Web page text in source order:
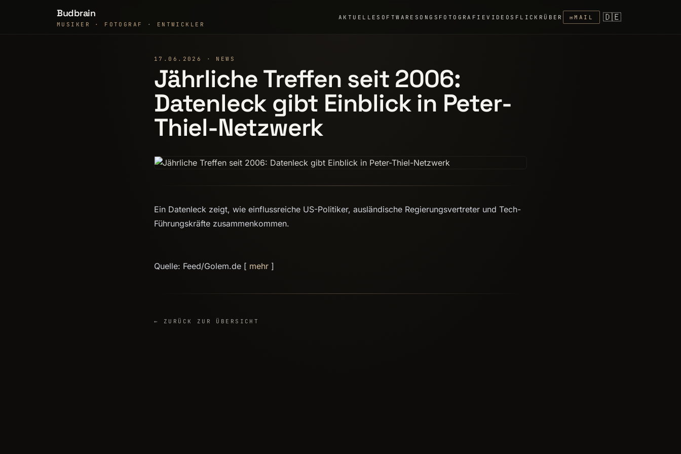
Budbrain
MUSIKER · FOTOGRAF · ENTWICKLER
AKTUELLE SOFTWARE SONGS FOTOGRAFIEVIDEOS FLICKR ÜBER ✉MAIL 🇩🇪
17.06.2026 · NEWS
Jährliche Treffen seit 2006:
Datenleck gibt Einblick in Peter-
Thiel-Netzwerk
Ein Datenleck zeigt, wie einflussreiche US-Politiker, ausländische Regierungsvertreter und Tech-
Führungskräfte zusammenkommen.
Quelle: Feed/Golem.de [ mehr ]
← ZURÜCK ZUR ÜBERSICHT